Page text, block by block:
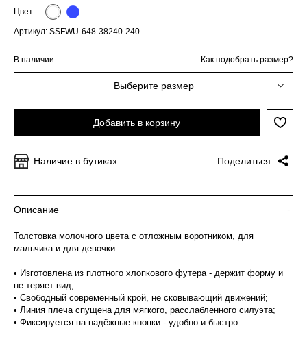
Цвет:
Артикул: SSFWU-648-38240-240
В наличии Как подобрать размер?
Выберите размер
Добавить в корзину
Наличие в бутиках Поделиться
Описание -
Толстовка молочного цвета с отложным воротником, для
мальчика и для девочки.
• Изготовлена из плотного хлопкового футера - держит форму и
не теряет вид;
• Свободный современный крой, не сковывающий движений;
• Линия плеча спущена для мягкого, расслабленного силуэта;
• Фиксируется на надёжные кнопки - удобно и быстро.